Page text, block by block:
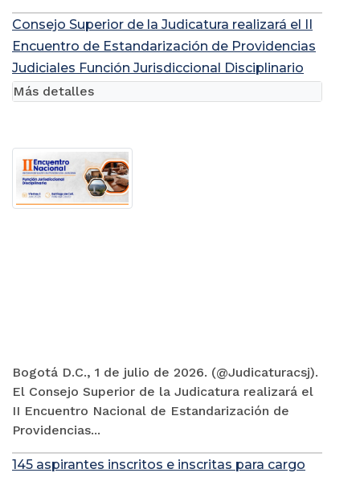
Consejo Superior de la Judicatura realizará el II
Encuentro de Estandarización de Providencias
Judiciales Función Jurisdiccional Disciplinario
Bogotá D.C., 1 de julio de 2026. (@Judicaturacsj).
El Consejo Superior de la Judicatura realizará el
II Encuentro Nacional de Estandarización de
Providencias...
Más detalles
145 aspirantes inscritos e inscritas para cargo